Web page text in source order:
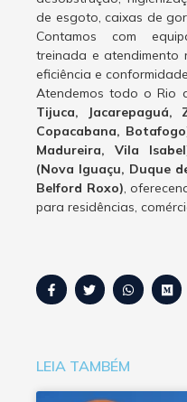
de esgoto, caixas de
Contamos com
treinada e atendimento
eficiência e
Atendemos todo o Rio
Tijuca, Jacarepaguá,
Copacabana,
Madureira, Vila
(Nova Iguaçu, Duque
Belford Roxo),
para residências,
LEIA TAMBÉM